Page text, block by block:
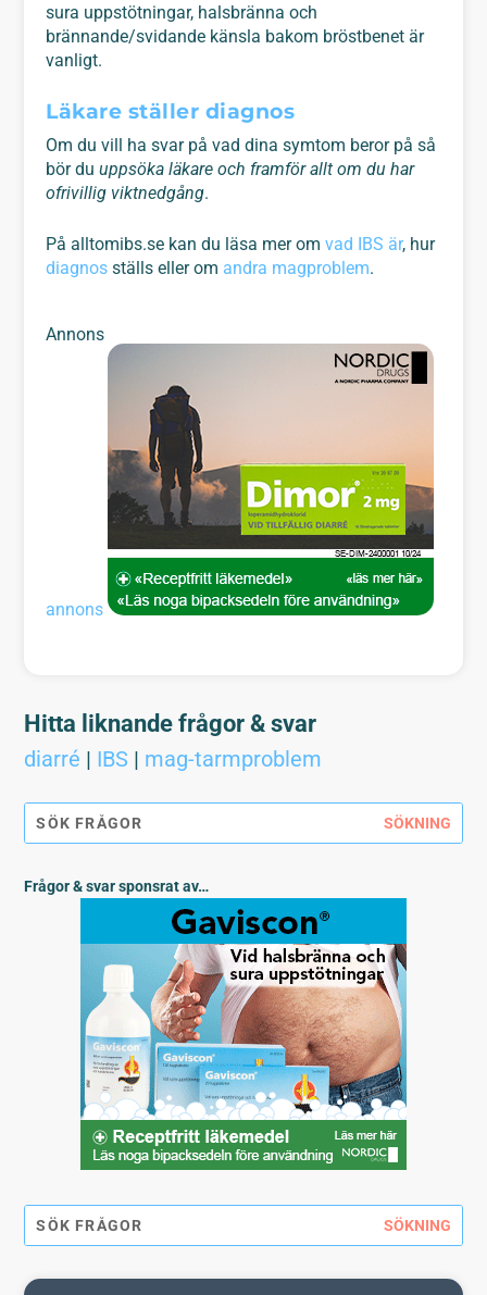
sura uppstötningar, halsbränna och
brännande/svidande känsla bakom bröstbenet är
vanligt.
Läkare ställer diagnos
Om du vill ha svar på vad dina symtom beror på så
bör duuppsöka läkare och framför allt om du har
ofrivillig viktnedgång.
På alltomibs.se kan du läsa mer omvad IBS är, hur
diagnos ställs eller om andra magproblem.
Annons
annons
Hitta liknande frågor & svar
diarré | IBS | mag-tarmproblem
Frågor & svar sponsrat av…